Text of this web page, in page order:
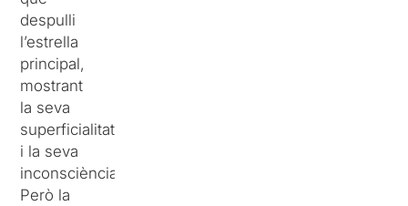
despulli
l’estrella
principal,
mostrant
la seva
superficialitat
i la seva
inconsciència.
Però la